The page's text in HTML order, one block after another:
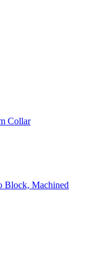
Collar
Block, Machined